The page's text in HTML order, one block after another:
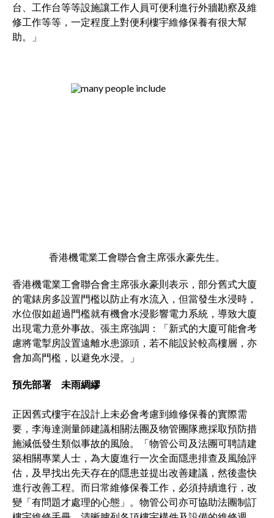
台、工作台等等設施讓工作人員可便利進行外牆勘察及維
修工作等等，一定程度上對便利樓宇維修保養有很大幫
助。」
香港機電業工會聯合會主席張永豪先生。
​​​​​​​香港機電業工會聯合會主席張永豪則表示，部分舊式大廈
的電錶房多設置門檻以防止有水流入，但當發生水浸時，
水位假如超過門檻就有機會水浸影響電力系統，導致大廈
出現電力意外事故。張主席強調：「新式的大廈可能會考
慮將電掣房設置遠離水患源頭，若不能設於較高樓層，亦
會加高門檻，以避免水浸。」
預先部署 未雨綢繆
正因舊式樓宇在設計上未必會考慮到維修保養的實際需
要，李海達測量師建議相關法團及物管團隊應採取預防措
施減低發生類似事故的風險。「物管公司及法團可聘請建
築相關專業人士，為大廈進行一次全面隱患排查及風險評
估，及早找出先天存在的隱患並提出改善建議，然後盡快
進行改善工程。而日常維修保養工作，必須持續進行，改
變「有問題才處理的心態」。物管公司亦可協助法團制訂